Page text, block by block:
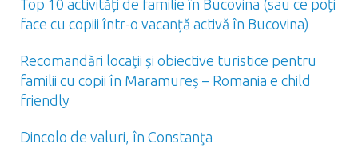
Top 10 activități de familie în Bucovina (sau ce poți
face cu copiii într-o vacanță activă în Bucovina)
Recomandări locaţii și obiective turistice pentru
familii cu copii în Maramureș – Romania e child
friendly
Dincolo de valuri, în Constanţa